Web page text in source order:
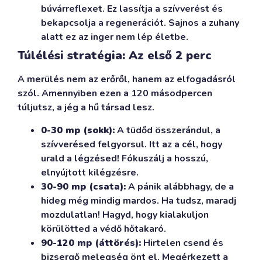
búvárreflexet. Ez lassítja a szívverést és
bekapcsolja a regenerációt. Sajnos a zuhany
alatt ez az inger nem lép életbe.
Túlélési stratégia: Az első 2 perc
A merülés nem az erőről, hanem az elfogadásról
szól. Amennyiben ezen a 120 másodpercen
túljutsz, a jég a hű társad lesz.
0-30 mp (sokk):A tüdőd összerándul, a
szívverésed felgyorsul. Itt az a cél, hogy
urald a légzésed! Fókuszálj a hosszú,
elnyújtott kilégzésre.
30-90 mp (csata):A pánik alábbhagy, de a
hideg még mindig mardos. Ha tudsz, maradj
mozdulatlan! Hagyd, hogy kialakuljon
körülötted a védő hőtakaró.
90-120 mp (áttörés): Hirtelen csend és
bizsergő melegség önt el. Megérkezett a